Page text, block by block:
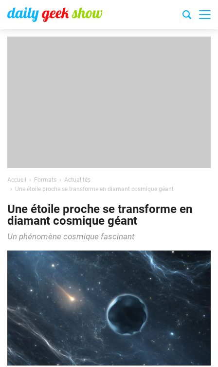
Accueil Formats
Actualités
Une étoile proche se transforme en diamant cosmique géant
Une étoile proche se transforme en
diamant cosmique géant
Un phénomène cosmique fascinant